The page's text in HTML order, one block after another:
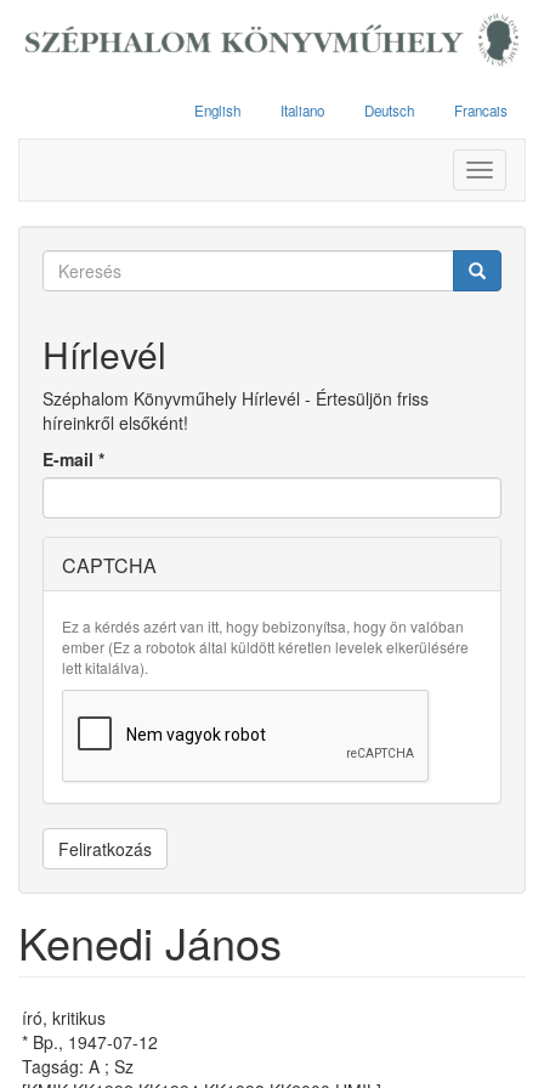
English Italiano Deutsch Francais
Toggle
Keresés
Hírlevél
Széphalom Könyvműhely Hírlevél - Értesüljön friss
híreinkről elsőként!
E-mail *
CAPTCHA
Ez a kérdés azért van itt, hogy bebizonyítsa, hogy ön valóban
ember (Ez a robotok által küldött kéretlen levelek elkerülésére
lett kitalálva).
Feliratkozás
Kenedi János
író, kritikus
* Bp., 1947-07-12
Tagság: A ; Sz